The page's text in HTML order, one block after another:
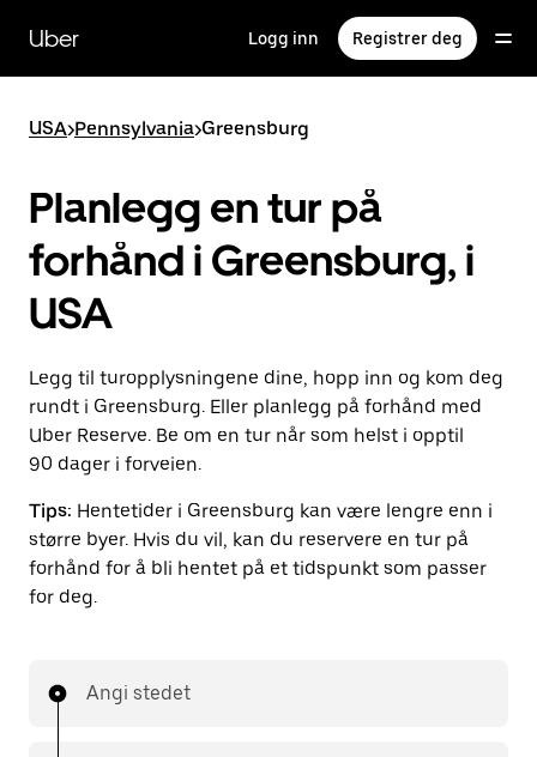
hovedinnholdet
Uber Logg inn Registrer deg
USA>Pennsylvania>Greensburg
Planlegg en tur på
forhånd i Greensburg, i
USA
Legg til turopplysningene dine, hopp inn og kom deg
rundt i Greensburg. Eller planlegg på forhånd med
Uber Reserve. Be om en tur når som helst i opptil
90 dager i forveien.
Tips: Hentetider i Greensburg kan være lengre enn i
større byer. Hvis du vil, kan du reservere en tur på
forhånd for å bli hentet på et tidspunkt som passer
for deg.
Angi stedet